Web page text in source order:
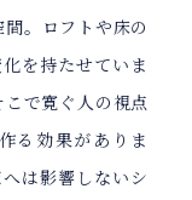
。ロフトや床の
を持たせていま
で寛ぐ人の視点
る効果がありま
は影響しないシ